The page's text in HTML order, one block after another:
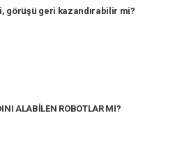
görüşü geri kazandırabilir mi?
ALABİLEN ROBOTLAR MI?